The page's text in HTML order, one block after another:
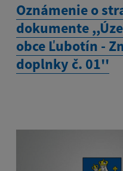
Oznámenie o
dokumente
obce Ľubotín -
doplnky č. 01''